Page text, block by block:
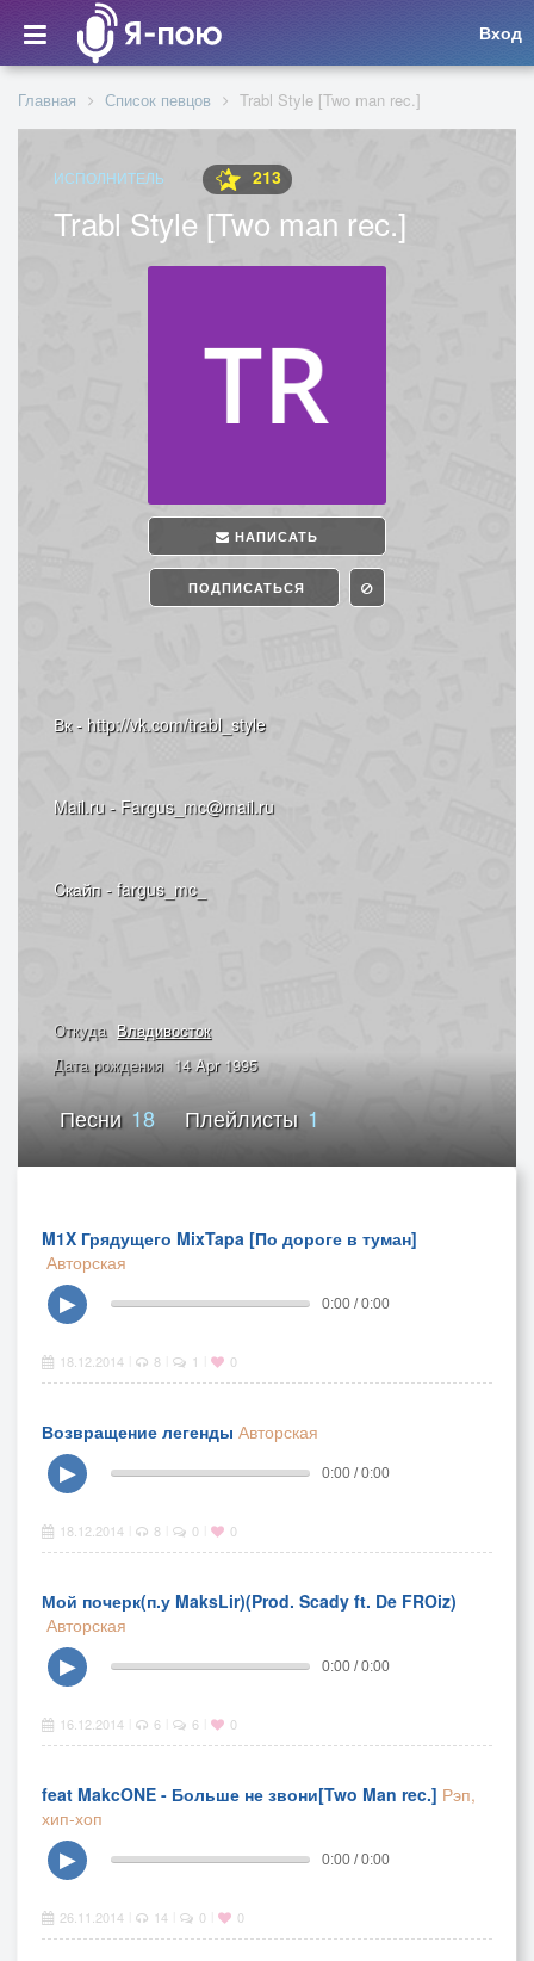
Вход
Главная Список певцов Trabl Style [Two man rec.]
ИСПОЛНИТЕЛЬ 213
Trabl Style [Two man rec.]
НАПИСАТЬ
ПОДПИСАТЬСЯ
Вк - http://vk.com/trabl_style
Mail.ru - Fargus_mc@mail.ru
Cкайп - fargus_mc_
Откуда Владивосток
Дата рождения 14 Apr 1995
Песни 18 Плейлисты 1
M1X Грядущего MixTapa [По дороге в туман]
Авторская
▶
0:00 / 0:00
18.12.2014 8 1 0
Возвращение легенды Авторская
▶
0:00 / 0:00
18.12.2014 8 0 0
Мой почерк(п.у MaksLir)(Prod. Scady ft. De FROiz)
Авторская
▶
0:00 / 0:00
16.12.2014 6 6 0
feat MakcONE - Больше не звони[Two Man rec.] Рэп,
хип-хоп
▶
0:00 / 0:00
26.11.2014 14 0 0